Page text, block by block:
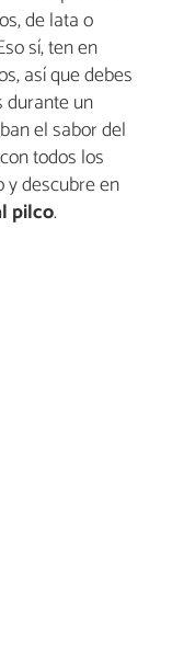
de lata o
sí, ten en
así que debes
durante un
el sabor del
todos los
y descubre en
pilco.